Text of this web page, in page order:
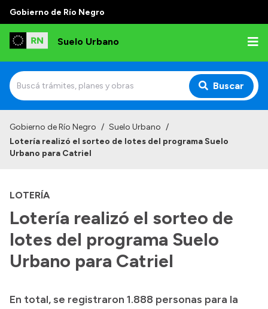
Gobierno de Río Negro
Suelo Urbano
Buscar
Gobierno de Río Negro / Suelo Urbano /
Lotería realizó el sorteo de lotes del programa Suelo
Urbano para Catriel
LOTERÍA
Lotería realizó el sorteo de
lotes del programa Suelo
Urbano para Catriel
En total, se registraron 1.888 personas para la